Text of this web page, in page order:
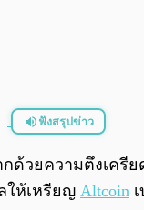
ฟังสรุปข่าว
ด้วยความตึงเครี
ให้เหรียญ Altcoin